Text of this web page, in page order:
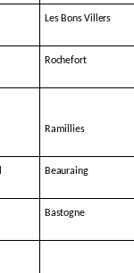
Les Bons Villers
Rochefort
Ramillies
Beauraing
Bastogne